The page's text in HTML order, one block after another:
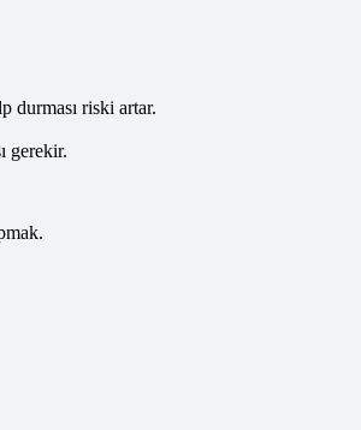
durması riski artar.
gerekir.